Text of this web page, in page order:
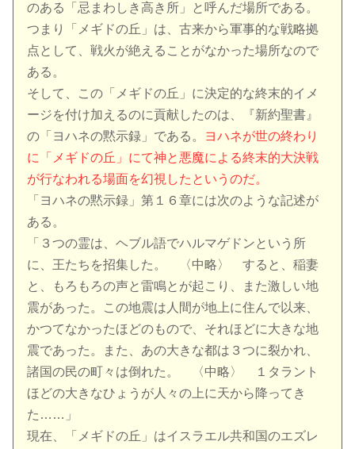
のある「忌まわしき高き所」と呼んだ場所である。
つまり「メギドの丘」は、古来から軍事的な戦略拠
点として、戦火が絶えることがなかった場所なので
ある。
そして、この「メギドの丘」に決定的な終末的イメ
ージを付け加えるのに貢献したのは、『新約聖書』
の「ヨハネの黙示録」である。
ヨハネが世の終わり
に「メギドの丘」にて神と悪魔による終末的大決戦
が行なわれる場面を幻視したというのだ。
「ヨハネの黙示録」第１６章には次のような記述が
ある。
「３つの霊は、ヘブル語でハルマゲドンという所
に、王たちを招集した。 〈中略〉 すると、稲妻
と、もろもろの声と雷鳴とが起こり、また激しい地
震があった。この地震は人間が地上に住んで以来、
かつてなかったほどのもので、それほどに大きな地
震であった。また、あの大きな都は３つに裂かれ、
諸国の民の町々は倒れた。 〈中略〉 １タラント
ほどの大きなひょうが人々の上に天から降ってき
た……」
現在、「メギドの丘」はイスラエル共和国のエズレ